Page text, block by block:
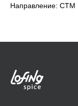
Направление: СТМ
+7 495 268 0 777